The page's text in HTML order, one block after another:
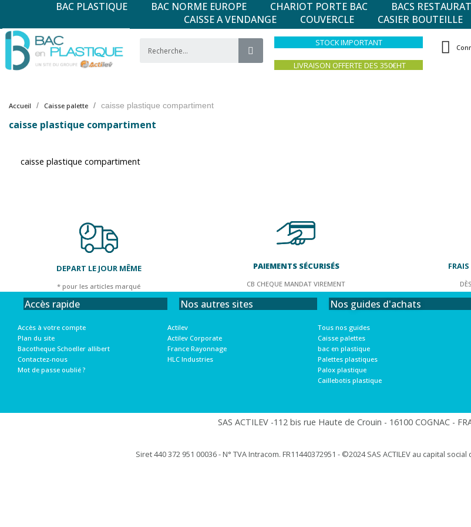
BAC PLASTIQUE BAC NORME EUROPE CHARIOT PORTE BAC BACS
CAISSE A VENDANGE
COUVERCLE CASIER BOUTEILLE
STOCK IMPORTANT
LIVRAISON OFFERTE DES 350€HT
Accueil Caisse palette caisse plastique compartiment
caisse plastique compartiment
caisse plastique compartiment
DEPART LE JOUR MÊME
* pour les articles marqué
PAIEMENTS SÉCURISÉS
CB CHEQUE MANDAT VIREMENT
Accès rapide
Accès à votre compte
Plan du site
Bacotheque Schoeller allibert
Contactez-nous
Mot de passe oublié ?
Nos autres sites
Actilev
Actilev Corporate
France Rayonnage
HLC Industries
Nos guides d'achats
Tous nos guides
Caisse palettes
bac en plastique
Palettes plastiques
Palox plastique
Caillebotis plastique
SAS ACTILEV -112 bis rue Haute de Crouin - 16100 COGNAC -
Siret 440 372 951 00036 - N° TVA Intracom. FR11440372951 - ©2024 SAS ACTILEV au capital